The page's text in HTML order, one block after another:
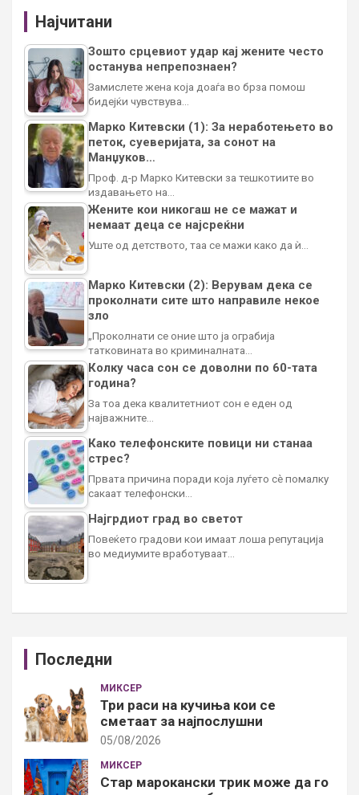
Најчитани
Зошто срцевиот удар кај жените често
останува непрепознаен?
Замислете жена која доаѓа во брза помош
бидејќи чувствува…
Марко Китевски (1): За неработењето во
петок, суеверијата, за сонот на
Манџуков…
Проф. д-р Марко Китевски за тешкотиите во
издавањето на…
Жените кои никогаш не се мажат и
немаат деца се најсреќни
Уште од детството, таа се мажи како да ѝ…
Марко Китевски (2): Верувам дека се
проколнати сите што направиле некое
зло
„Проколнати се оние што ја ограбија
татковината во криминалната…
Колку часа сон се доволни по 60-тата
година?
За тоа дека квалитетниот сон е еден од
најважните…
Како телефонските повици ни станаа
стрес?
Првата причина поради која луѓето сè помалку
сакаат телефонски…
Најгрдиот град во светот
Повеќето градови кои имаат лоша репутација
во медиумите вработуваат…
Последни
МИКСЕР
Три раси на кучиња кои се
сметаат за најпослушни
05/08/2026
МИКСЕР
Стар марокански трик може да го